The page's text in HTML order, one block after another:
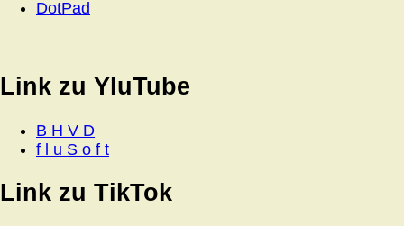
DotPad
Link zu YluTube
B H V D
f l u S o f t
Link zu TikTok